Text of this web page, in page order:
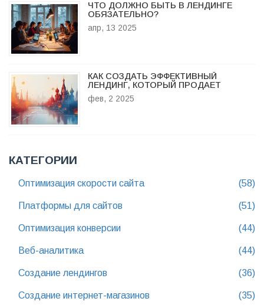
ЧТО ДОЛЖНО БЫТЬ В ЛЕНДИНГЕ
ОБЯЗАТЕЛЬНО?
апр, 13 2025
КАК СОЗДАТЬ ЭФФЕКТИВНЫЙ
ЛЕНДИНГ, КОТОРЫЙ ПРОДАЕТ
фев, 2 2025
КАТЕГОРИИ
Оптимизация скорости сайта (58)
Платформы для сайтов (51)
Оптимизация конверсии (44)
Веб-аналитика (44)
Создание лендингов (36)
Создание интернет-магазинов (35)